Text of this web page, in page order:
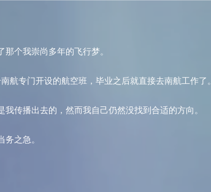
个我崇尚多年的飞行梦。
航专门开设的航空班，毕业之后就直接去南航工作了。
传播出去的，然而我自己仍然没找到合适的方向。
之急。